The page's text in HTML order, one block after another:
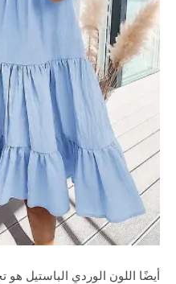
أيضًا اللون الوردي الباستيل هو